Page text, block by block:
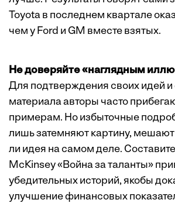
Toyota в последнем квартале
чем у Ford и GM вместе взятых.
Не доверяйте «наглядным
Для подтверждения своих идей
материала авторы часто
примерам. Но избыточные
лишь затемняют картину,
ли идея на самом деле.
McKinsey «Война за таланты»
убедительных историй, якобы
улучшение финансовых